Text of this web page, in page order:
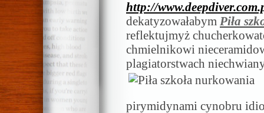
http://
dekatyzowałabym Piła
reflektujmyż
chmielnikowi
plagiatorstwach
pirymidynami cynobru